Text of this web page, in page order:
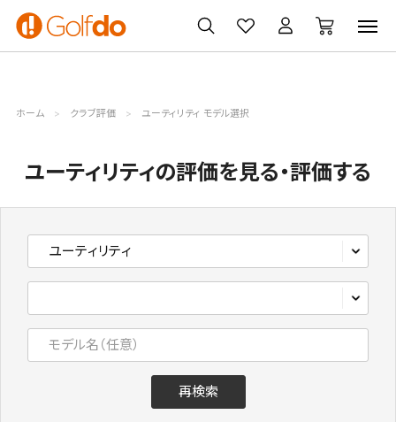
ゴルフ
クラブ
ゴルフ用品
買取
無料査定
クーポン
一覧
ホーム クラブ評価 ユーティリティ モデル選択
ユーティリティの評価を見る・評価する
再検索